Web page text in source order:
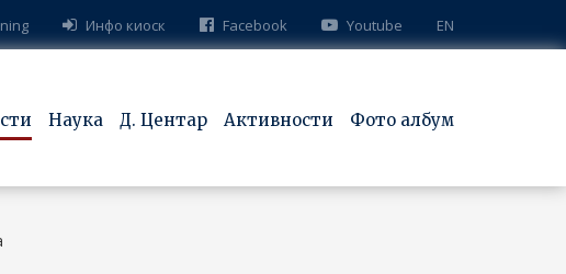
Инфо киоск Facebook Youtube EN
Наука Д. Центар Активности Фото албум